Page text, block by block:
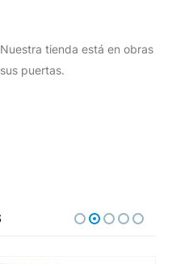
tienda está en obras
puertas.